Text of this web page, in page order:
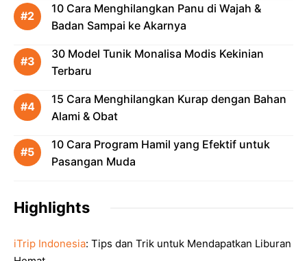
10 Cara Menghilangkan Panu di Wajah &
Badan Sampai ke Akarnya
30 Model Tunik Monalisa Modis Kekinian
Terbaru
15 Cara Menghilangkan Kurap dengan Bahan
Alami & Obat
10 Cara Program Hamil yang Efektif untuk
Pasangan Muda
Highlights
iTrip Indonesia: Tips dan Trik untuk Mendapatkan Liburan